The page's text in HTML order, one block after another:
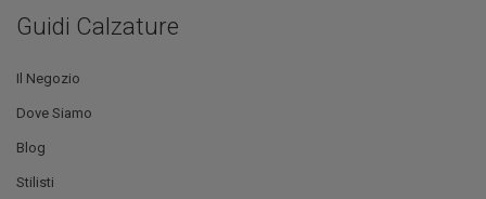
Guidi Calzature
Il Negozio
Dove Siamo
Blog
Stilisti